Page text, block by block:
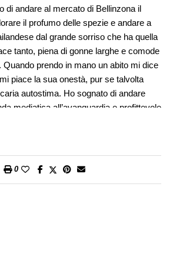
di andare al mercato di Bellinzona il
il profumo delle spezie e andare a
dal grande sorriso che ha quella
tanto, piena di gonne larghe e comode
prendo in mano un abito mi dice
piace la sua onestà, pur se talvolta
autostima. Ho sognato di andare
mediatica all’avanguardia e profittevole
grintosa che valorizza e coinvolge i
promuove il confronto in redazione e
le persone leggere il giornale tutte le
0